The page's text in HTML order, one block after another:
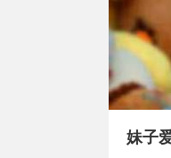
妹子